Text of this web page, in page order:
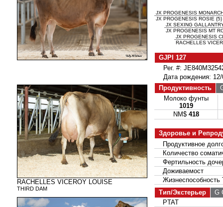
RACHELLES VICEROY LOUISE
THIRD DAM
JX PROGENESIS
JX PROGENESIS ROSIE
JX SEXING
JX PROGENESIS MT
JX PROGENESIS
RACHELLES
GJPI 127
Рег. #:
Дата рождения: 12/
Продуктивность
Молоко фунты
1019
NM$ 418
Здоровье и
Продуктивное
Количество
Фертильность
Доживаемост
Жизнеспособность
Тип/Экстерьер
G
PTAT